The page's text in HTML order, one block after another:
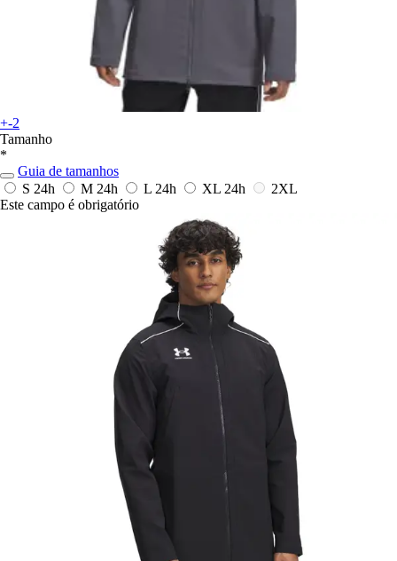
+-2
Tamanho
*
Guia de tamanhos
S 24h M 24h L 24h XL 24h
2XL
Este campo é obrigatório